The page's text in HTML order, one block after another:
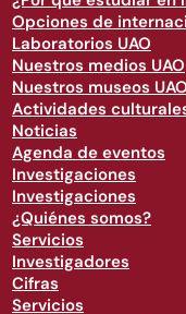
Opciones de
Laboratorios UAO
Nuestros medios UAO
Nuestros museos UAO
Actividades
Noticias
Agenda de eventos
Investigaciones
Investigaciones
¿Quiénes somos?
Servicios
Investigadores
Cifras
Servicios